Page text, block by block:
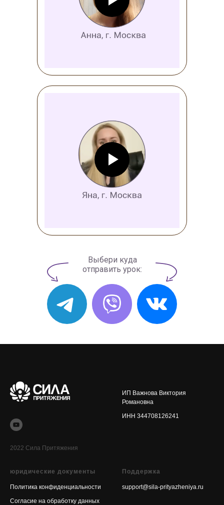
Выбери куда
отправить урок:
2022 Сила Притяжения
ИП Важнова Виктория
Романовна
ИНН 344708126241
юридические документы
Политика конфиденциальности
Согласие на обработку данных
Поддержка
support@sila-prityazheniya.ru